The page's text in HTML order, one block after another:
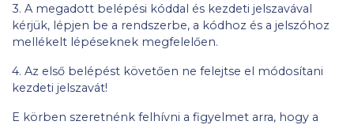
3. A megadott belépési kóddal és kezdeti jelszavával
kérjük, lépjen be a rendszerbe, a kódhoz és a jelszóhoz
mellékelt lépéseknek megfelelően.
4. Az első belépést követően ne felejtse el módosítani
kezdeti jelszavát!
E körben szeretnénk felhívni a figyelmet arra, hogy a